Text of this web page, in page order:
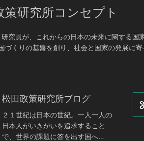
策研究所コンセプト
究員が、これからの日本の未来に関する国
くりの基盤を創り、社会と国家の発展に寄
松田政策研究所ブログ
２１世紀は日本の世紀。一人一人の
日本人がいきがいを追求すること
で、世界の課題に答を出す国へ…